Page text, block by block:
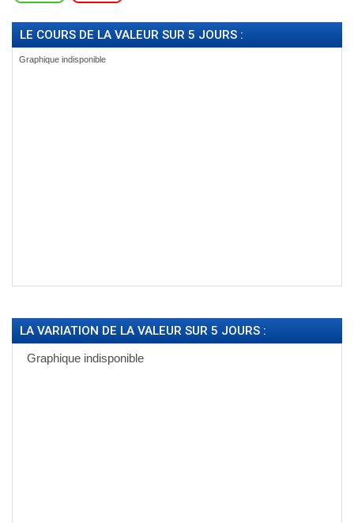
LE COURS DE LA VALEUR SUR 5 JOURS :
LA VARIATION DE LA VALEUR SUR 5 JOURS :